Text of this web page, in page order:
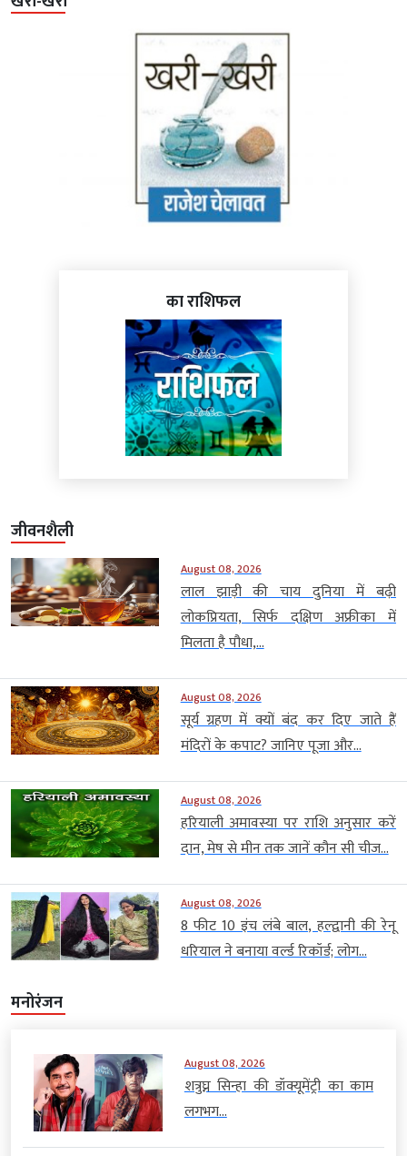
का राशिफल
जीवनशैली
August 08, 2026
लाल झाड़ी की चाय दुनिया में बढ़ी
लोकप्रियता, सिर्फ दक्षिण अफ्रीका में
मिलता है पौधा,...
August 08, 2026
सूर्य ग्रहण में क्यों बंद कर दिए जाते हैं
मंदिरों के कपाट? जानिए पूजा और...
August 08, 2026
हरियाली अमावस्या पर राशि अनुसार करें
दान, मेष से मीन तक जानें कौन सी चीज...
August 08, 2026
8 फीट 10 इंच लंबे बाल, हल्द्वानी की रेनू
धरियाल ने बनाया वर्ल्ड रिकॉर्ड; लोग...
मनोरंजन
August 08, 2026
शत्रुघ्न सिन्हा की डॉक्यूमेंट्री का काम
लगभग...